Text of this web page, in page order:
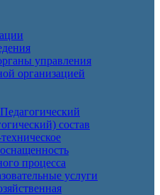
управления
организацией
состав
процесса
услуги